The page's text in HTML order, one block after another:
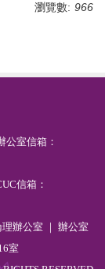
瀏覽數: 966
公室信箱：
信箱：
辦公室 ｜ 辦公室
室